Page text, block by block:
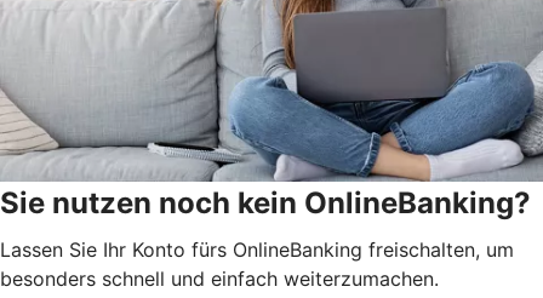
Sie nutzen noch kein OnlineBanking?
Lassen Sie Ihr Konto fürs OnlineBanking freischalten, um
besonders schnell und einfach weiterzumachen.